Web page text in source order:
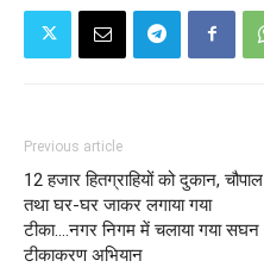
Previous article
12 हजार हितग्राहियों को दुकान, चौपाल
तथा घर-घर जाकर लगाया गया
टीका....नगर निगम में चलाया गया सघन
टीकाकरण अभियान